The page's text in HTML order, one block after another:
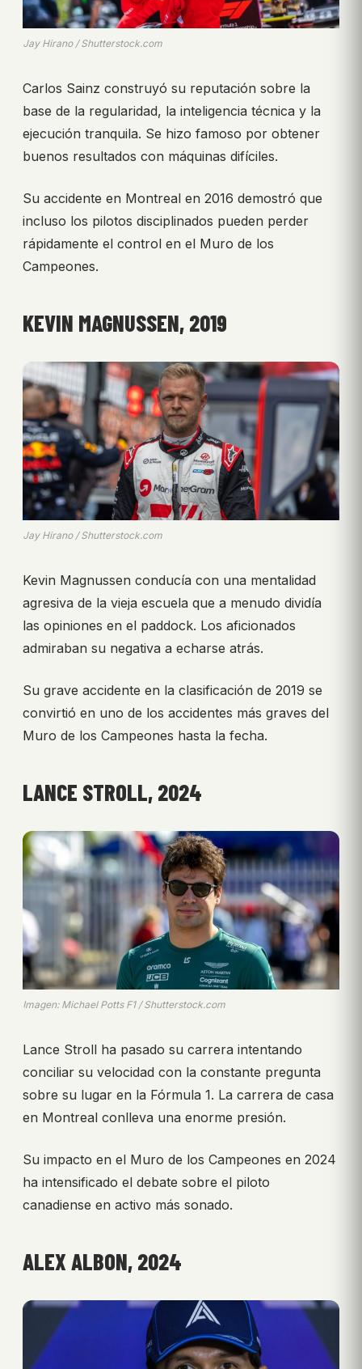
Jay Hirano / Shutterstock.com
Carlos Sainz construyó su reputación sobre la
base de la regularidad, la inteligencia técnica y la
ejecución tranquila. Se hizo famoso por obtener
buenos resultados con máquinas difíciles.
Su accidente en Montreal en 2016 demostró que
incluso los pilotos disciplinados pueden perder
rápidamente el control en el Muro de los
Campeones.
KEVIN MAGNUSSEN, 2019
Jay Hirano / Shutterstock.com
Kevin Magnussen conducía con una mentalidad
agresiva de la vieja escuela que a menudo dividía
las opiniones en el paddock. Los aficionados
admiraban su negativa a echarse atrás.
Su grave accidente en la clasificación de 2019 se
convirtió en uno de los accidentes más graves del
Muro de los Campeones hasta la fecha.
LANCE STROLL, 2024
Imagen: Michael Potts F1 / Shutterstock.com
Lance Stroll ha pasado su carrera intentando
conciliar su velocidad con la constante pregunta
sobre su lugar en la Fórmula 1. La carrera de casa
en Montreal conlleva una enorme presión.
Su impacto en el Muro de los Campeones en 2024
ha intensificado el debate sobre el piloto
canadiense en activo más sonado.
ALEX ALBON, 2024